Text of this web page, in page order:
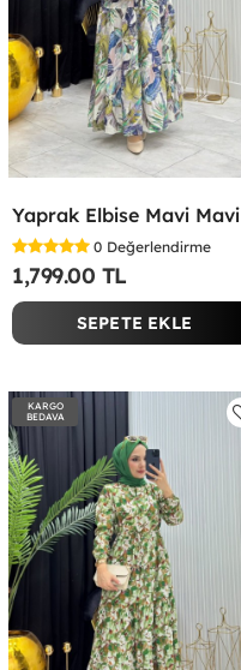
Yaprak Elbise Mavi Mavi
0 Değerlendirme
1,799.00 TL
SEPETE EKLE
KARGO
BEDAVA